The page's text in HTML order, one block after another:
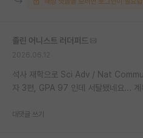
졸린 어니스트 러더퍼드
석사 재학으로 Sci Adv / Nat
자 3편, GPA 97 인데 서탈됐네요... 계
대댓글 쓰기